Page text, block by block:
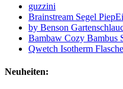
guzzini
Brainstream Segel PiepEi
by Benson
Bambaw Cozy Bambus
Qwetch Isotherm
Neuheiten: